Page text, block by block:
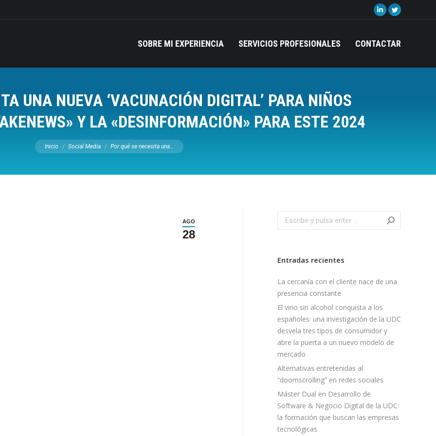
Linkedin
opens
new
Twitter
opens
new
SOBRE MI EXPERIENCIA SERVICIOS PROFESIONALES CONTACTAR
UNA NUEVA ‘VACUNACIÓN DIGITAL’ PARA NIÑOS
Y LA «DESINFORMACIÓN» PARA ESTE 2024
Estás aquí:
Inicio Social Media Por qué se necesita una…
AGO
28
Search:
Entradas recientes
La cercanía con el cliente nace de una
presencia constante
El vino sin alcohol conquista a los
españoles: una investigación de la UDC
desvela tres tipos de consumidor y
abre la puerta a un nuevo modelo de
mercado
Alternativas entretenidas al
“doomscrolling” en redes sociales
Máster Dual en Desarrollo de
Software & Negocio Digital de la UDC:
la formación que buscan las empresas
tecnológicas